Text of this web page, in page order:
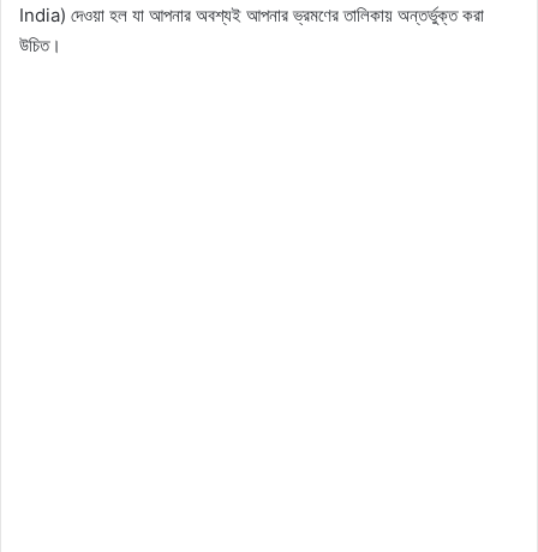
India) দেওয়া হল যা আপনার অবশ্যই আপনার ভ্রমণের তালিকায় অন্তর্ভুক্ত করা
উচিত।